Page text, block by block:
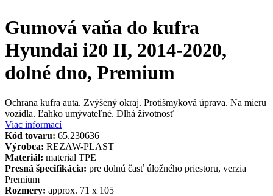
Gumová vaňa do kufra
Hyundai i20 II, 2014-2020,
dolné dno, Premium
Ochrana kufra auta. Zvýšený okraj. Protišmyková úprava. Na mieru
vozidla. Ľahko umývateľné. Dlhá životnosť
Viac informací
Kód tovaru: 65.230636
Výrobca: REZAW-PLAST
Materiál: material TPE
Presná špecifikácia: pre dolnú časť úložného priestoru, verzia
Premium
Rozmery: approx. 71 x 105